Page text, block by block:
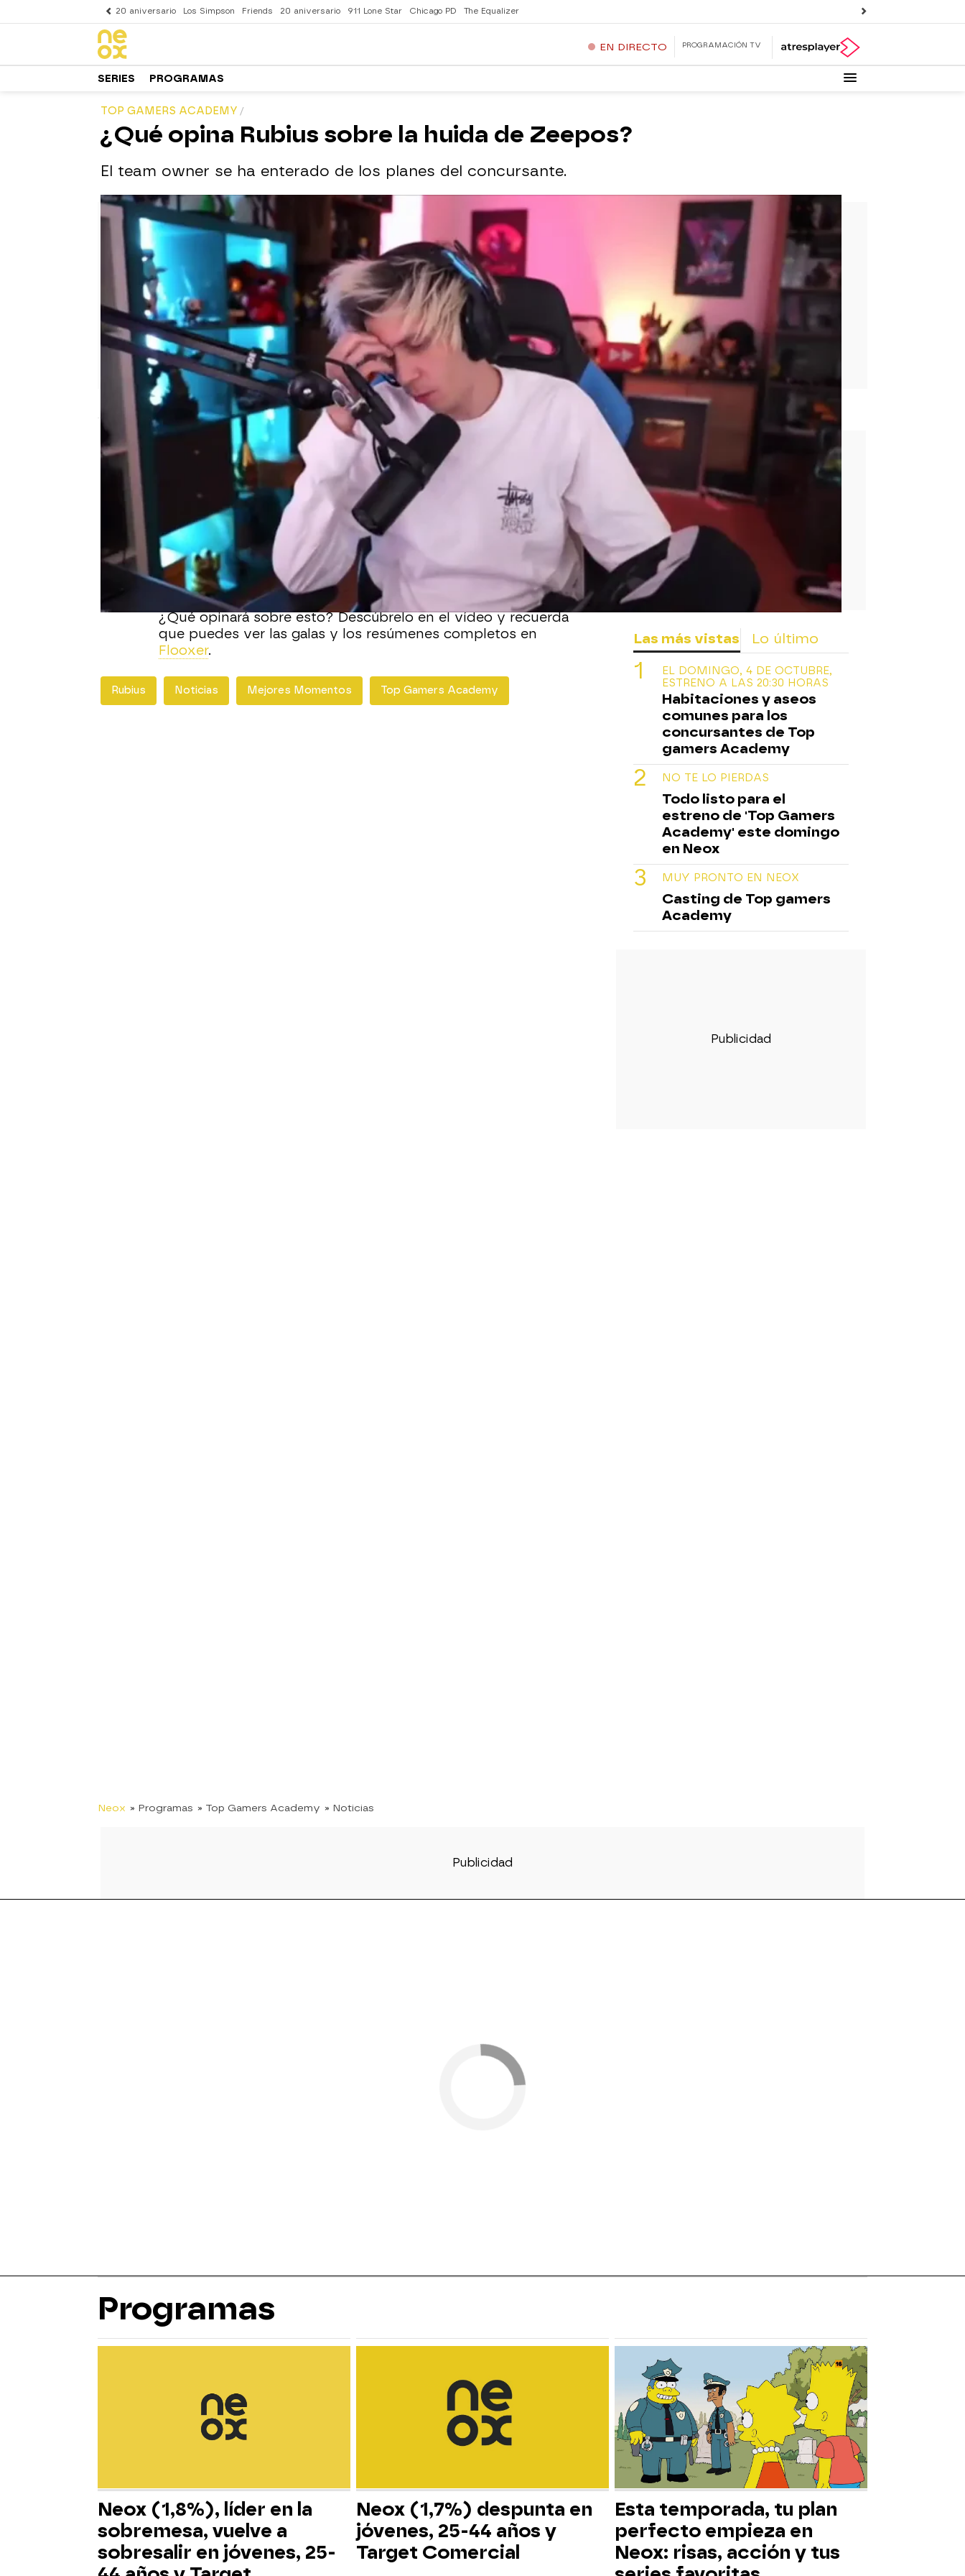
20 aniversario Los Simpson Friends 20 aniversario 911 Lone Star Chicago PD The Equalizer
EN DIRECTO PROGRAMACIÓN TV
SERIES PROGRAMAS
TOP GAMERS ACADEMY
¿Qué opina Rubius sobre la huida de Zeepos?
El team owner se ha enterado de los planes del concursante.
Publicado: 29 de octubre de 2020, 18:10
Facebook Flipboard
En 'Top Gamers Academy' los secretos vuelan
y es por eso
que Rubius se ha enterado de que Zeepos quiere irse al
equipo de Grefg para estar con Toni Cortés.
El concursante quiere cambiarse de equipo yRubius tiene que
hablar seriamente con él.
¿Qué opinará sobre esto? Descúbrelo en el vídeo y recuerda
que puedes ver las galas y los resúmenes completos en
Flooxer.
Rubius Noticias Mejores Momentos Top Gamers Academy
Neox » Programas » Top Gamers Academy » Noticias
Las más vistas Lo último
EL DOMINGO, 4 DE OCTUBRE,
ESTRENO A LAS 20:30 HORAS
Habitaciones y aseos
comunes para los
concursantes de Top
gamers Academy
NO TE LO PIERDAS
Todo listo para el
estreno de 'Top Gamers
Academy' este domingo
en Neox
MUY PRONTO EN NEOX
Casting de Top gamers
Academy
Programas
Neox (1,8%), líder en la
sobremesa, vuelve a
sobresalir en jóvenes, 25-
Neox (1,7%) despunta en
jóvenes, 25-44 años y
Target Comercial
Esta temporada, tu plan
perfecto empieza en
Neox: risas, acción y tus